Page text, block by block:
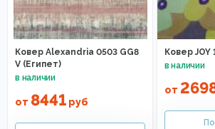
Ковер Alexandria 0503 GG8
V (Египет)
от 8441 руб
Ковер JOY
от